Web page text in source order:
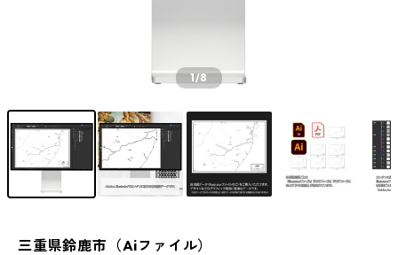
1/8
三重県鈴鹿市（Aiファイル）